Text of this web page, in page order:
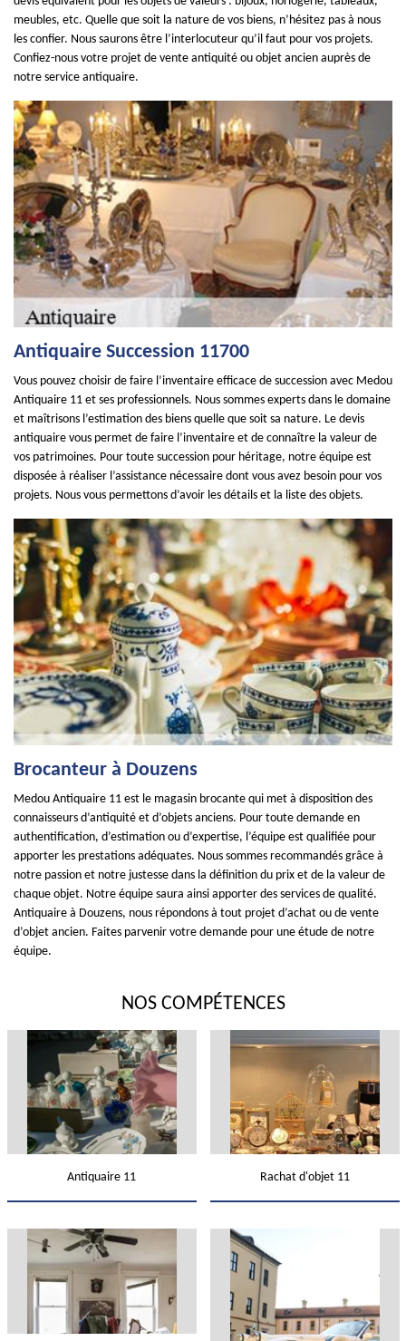
meubles, etc. Quelle que soit la nature de vos biens, n’hésitez pas à nous
les confier. Nous saurons être l’interlocuteur qu’il faut pour vos projets.
Confiez-nous votre projet de vente antiquité ou objet ancien auprès de
notre service antiquaire.
Antiquaire Succession 11700
Vous pouvez choisir de faire l’inventaire efficace de succession avec Medou
Antiquaire 11 et ses professionnels. Nous sommes experts dans le domaine
et maîtrisons l’estimation des biens quelle que soit sa nature. Le devis
antiquaire vous permet de faire l’inventaire et de connaître la valeur de
vos patrimoines. Pour toute succession pour héritage, notre équipe est
disposée à réaliser l’assistance nécessaire dont vous avez besoin pour vos
projets. Nous vous permettons d’avoir les détails et la liste des objets.
Brocanteur à Douzens
Medou Antiquaire 11 est le magasin brocante qui met à disposition des
connaisseurs d’antiquité et d’objets anciens. Pour toute demande en
authentification, d’estimation ou d’expertise, l’équipe est qualifiée pour
apporter les prestations adéquates. Nous sommes recommandés grâce à
notre passion et notre justesse dans la définition du prix et de la valeur de
chaque objet. Notre équipe saura ainsi apporter des services de qualité.
Antiquaire à Douzens, nous répondons à tout projet d’achat ou de vente
d’objet ancien. Faites parvenir votre demande pour une étude de notre
équipe.
NOS COMPÉTENCES
Antiquaire 11 Rachat d'objet 11